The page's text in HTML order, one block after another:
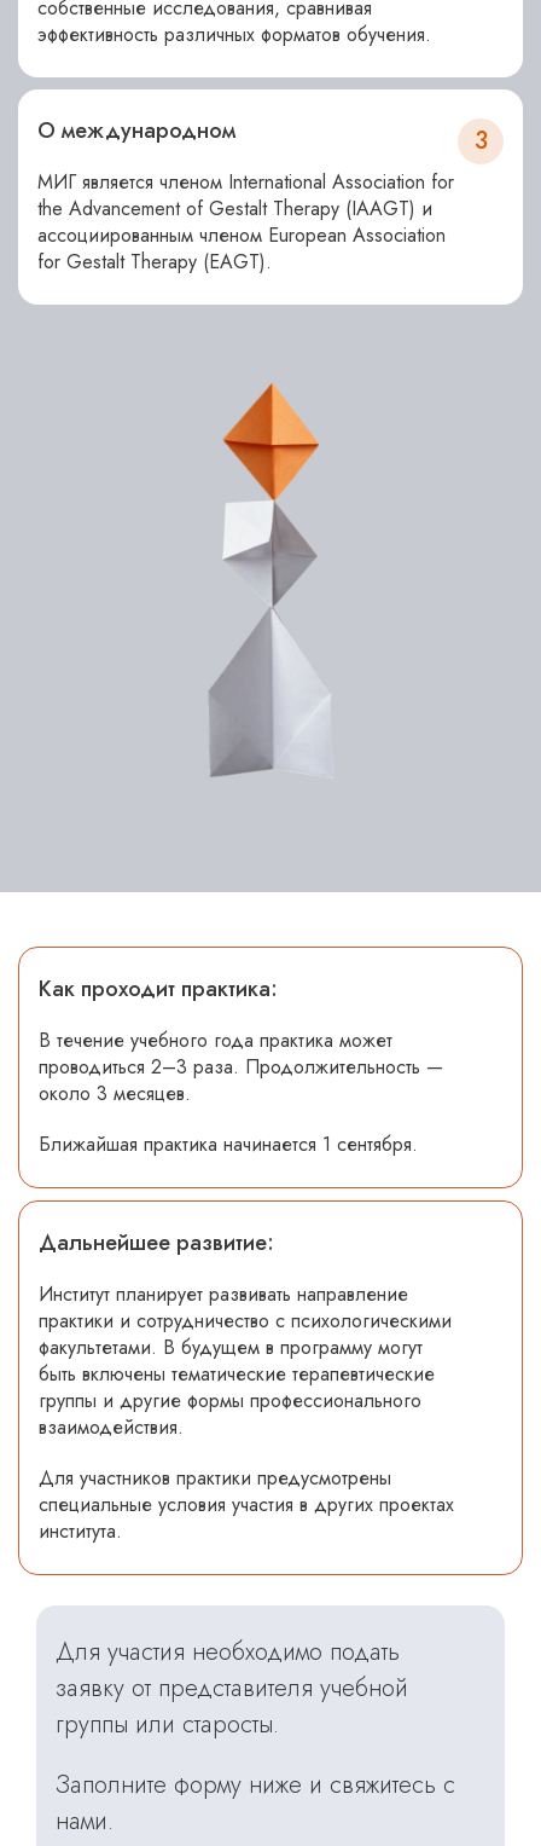
собственные исследования, сравнивая
эффективность различных форматов обучения.
О международном 3
МИГ является членом International Association for
the Advancement of Gestalt Therapy (IAAGT) и
ассоциированным членом European Association
for Gestalt Therapy (EAGT).
Как проходит практика:
В течение учебного года практика может
проводиться 2–3 раза. Продолжительность —
около 3 месяцев.
Ближайшая практика начинается 1 сентября.
Дальнейшее развитие:
Институт планирует развивать направление
практики и сотрудничество с психологическими
факультетами. В будущем в программу могут
быть включены тематические терапевтические
группы и другие формы профессионального
взаимодействия.
Для участников практики предусмотрены
специальные условия участия в других проектах
института.
Для участия необходимо подать
заявку от представителя учебной
группы или старосты.
Заполните форму ниже и свяжитесь с
нами.